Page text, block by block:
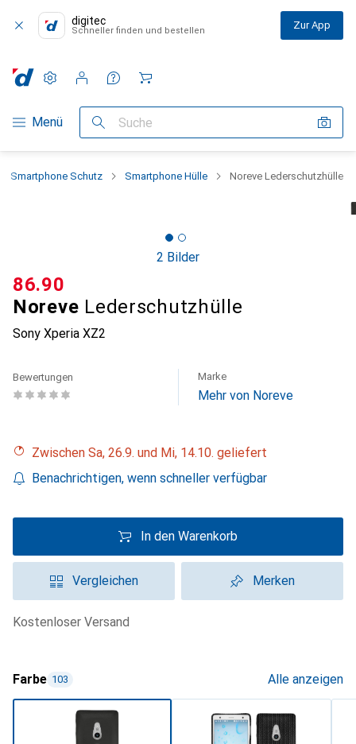
digitec
Schneller finden und bestellen Zur App
Navigation nach Kategorien
Menü Suche
Einstellungen
Kundenkonto
Vergleichslisten
Merklisten
Warenkorb
Smartphone Schutz Smartphone Hülle Noreve Lederschutzhülle
2 Bilder
Noreve Lederschutzhülle
Sony Xperia XZ2
CHF
86.90
Bewertungen Marke
Mehr von Noreve
Zwischen Sa, 26.9. und Mi, 14.10. geliefert
Benachrichtigen, wenn schneller verfügbar
In den Warenkorb
Vergleichen Merken
kostenloser Versand
Farbe 103 Alle anzeigen